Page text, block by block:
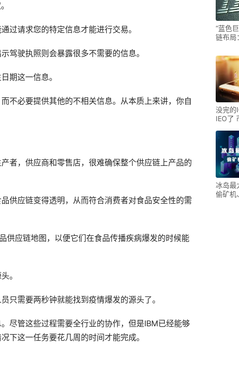
过请求您的特定信息才能进行交易。
驾驶执照则会暴露很多不需要的信息。
期这一信息。
不必要提供其他的不相关信息。从本质上来讲，你自
者，供应商和零售店，很难确保整个供应链上产品的
供应链变得透明，从而符合消费者对食品安全性的需
供应链地图，以便它们在食品传播疾病爆发的时候能
。
只需要两秒钟就能找到疫情爆发的源头了。
尽管这些过程需要全行业的协作，但是IBM已经能够
下这一任务要花几周的时间才能完成。
“蓝色
链布局
没完的
IEO了
冰岛最
偷矿机